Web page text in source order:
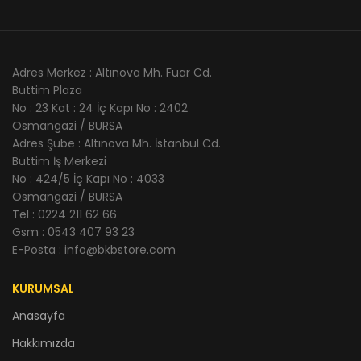
Adres Merkez : Altınova Mh. Fuar Cd.
Buttim Plaza
No : 23 Kat : 24 İç Kapı No : 2402
Osmangazi / BURSA
Adres Şube : Altınova Mh. İstanbul Cd.
Buttim İş Merkezi
No : 424/5 İç Kapı No : 4033
Osmangazi / BURSA
Tel : 0224 211 62 66
Gsm : 0543 407 93 23
E-Posta : info@bkbstore.com
KURUMSAL
Anasayfa
Hakkımızda